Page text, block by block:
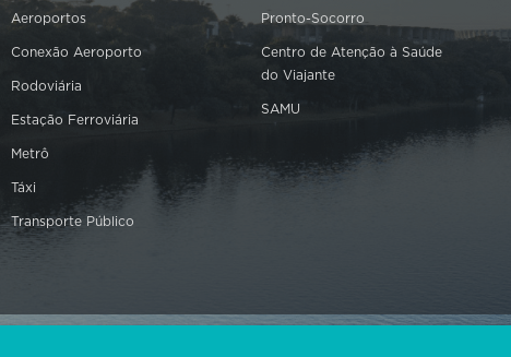
Aeroportos
Conexão Aeroporto
Rodoviária
Estação Ferroviária
Metrô
Táxi
Transporte Público
Pronto-Socorro
Centro de Atenção à Saúde
do Viajante
SAMU